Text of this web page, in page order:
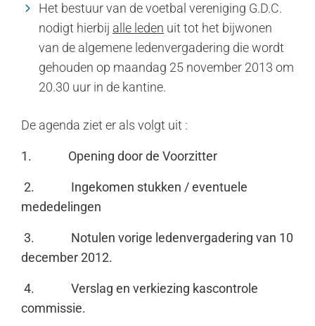
Het bestuur van de voetbal vereniging G.D.C.
nodigt hierbij alle leden uit tot het bijwonen
van de algemene ledenvergadering die wordt
gehouden op maandag 25 november 2013 om
20.30 uur in de kantine.
De agenda ziet er als volgt uit :
1. Opening door de Voorzitter
2. Ingekomen stukken / eventuele
mededelingen
3. Notulen vorige ledenvergadering van 10
december 2012.
4. Verslag en verkiezing kascontrole
commissie.